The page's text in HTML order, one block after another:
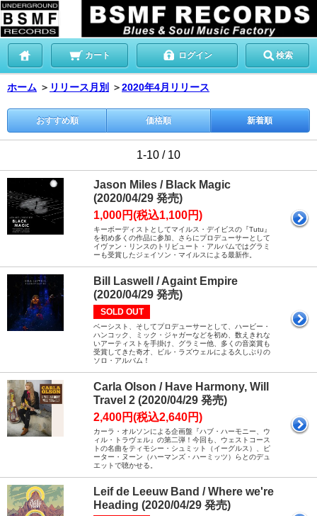
カート ログイン 検索
ホーム ＞ リリース月別 ＞2020年4月リリース
おすすめ順 価格順 新着順
1-10 / 10
Jason Miles / Black Magic
(2020/04/29 発売)
1,000円(税込1,100円)
キーボーディストとしてマイルス・デイビスの『Tutu』
を初め多くの作品に参加、さらにプロデューサーとして
イヴァン・リンスのトリビュート・アルバムではグラミ
ーも受賞したジェイソン・マイルスによる最新作。
Bill Laswell / Againt Empire
(2020/04/29 発売)
SOLD OUT
ベーシスト、そしてプロデューサーとして、ハービー・
ハンコック、ミック・ジャガーなどを初め、数えきれな
いアーティストを手掛け、グラミー他、多くの音楽賞も
受賞してきた奇才、ビル・ラズウェルによる久しぶりの
ソロ・アルバム！
Carla Olson / Have Harmony, Will
Travel 2 (2020/04/29 発売)
2,400円(税込2,640円)
カーラ・オルソンによる企画盤『ハブ・ハーモニー、ウ
ィル・トラヴェル』の第二弾！今回も、ウェストコース
トの名曲をティモシー・シュミット（イーグルス）、ピ
ーター・ヌーン（ハーマンズ・ハーミッツ）らとのデュ
エットで聴かせる。
Leif de Leeuw Band / Where we're
Heading (2020/04/29 発売)